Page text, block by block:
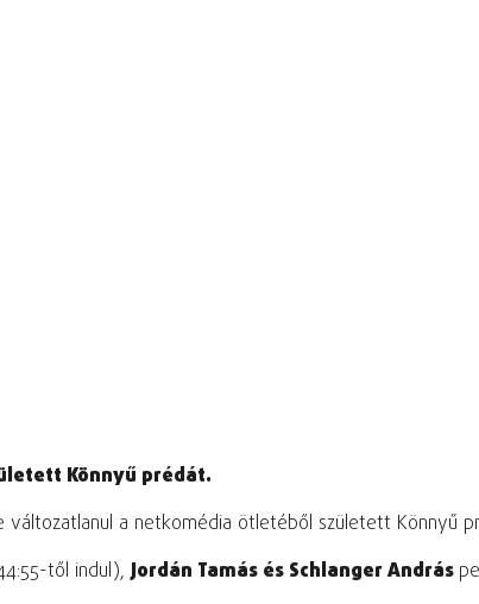
Könnyű prédát.
a netkomédia ötletéből született Könnyű
től indul),Jordán Tamás és Schlanger András